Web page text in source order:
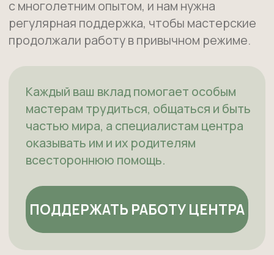
НАВИГАЦИЯ
Бизнесу
Родителям
Занятия искусством
Методические материалы
Мастерские
Истории подопечных